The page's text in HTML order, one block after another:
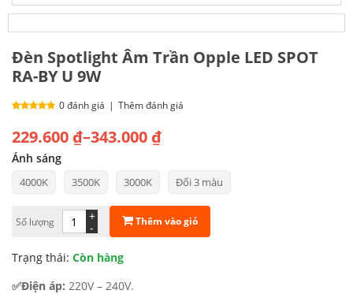
Đèn Spotlight Âm Trần Opple LED SPOT
RA-BY U 9W
0 đánh giá | Thêm đánh giá
229.600 ₫–343.000 ₫
Khoảng
giá:
từ
229.600 ₫
343.000 ₫
Ánh sáng
4000K 3500K 3000K Đổi 3 màu
Số lượng -
+ Thêm vào giỏ
Trạng thái: Còn hàng
✅Điện áp: 220V – 240V.